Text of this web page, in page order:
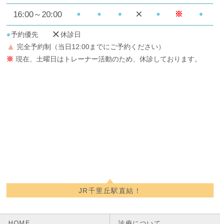
16:00～20:00 ● ● ● × ● ※ ●
●予約優先 × 休診日
▲ 完全予約制（当日12:00までにご予約ください）
※ 現在、土曜日はトレーナー活動のため、休診しております。
JR千里丘駅直結！